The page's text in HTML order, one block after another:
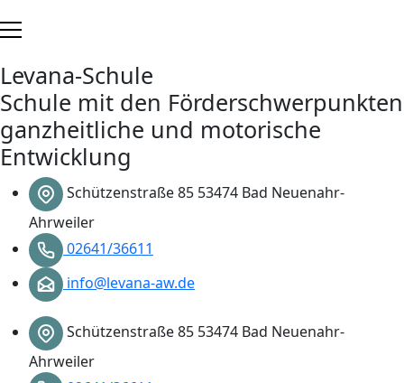
Inhalt
Levana-Schule
Schule mit den Förderschwerpunkten
ganzheitliche und motorische
Entwicklung
Schützenstraße 85 53474 Bad Neuenahr-
Ahrweiler
02641/36611
info@levana-aw.de
Schützenstraße 85 53474 Bad Neuenahr-
Ahrweiler